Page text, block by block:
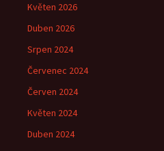
Květen 2026
Duben 2026
Srpen 2024
Červenec 2024
Červen 2024
Květen 2024
Duben 2024